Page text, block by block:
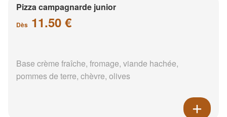
Pizza campagnarde junior
Dès 11.50 €
Base crème fraîche, fromage, viande hachée,
pommes de terre, chèvre, olives